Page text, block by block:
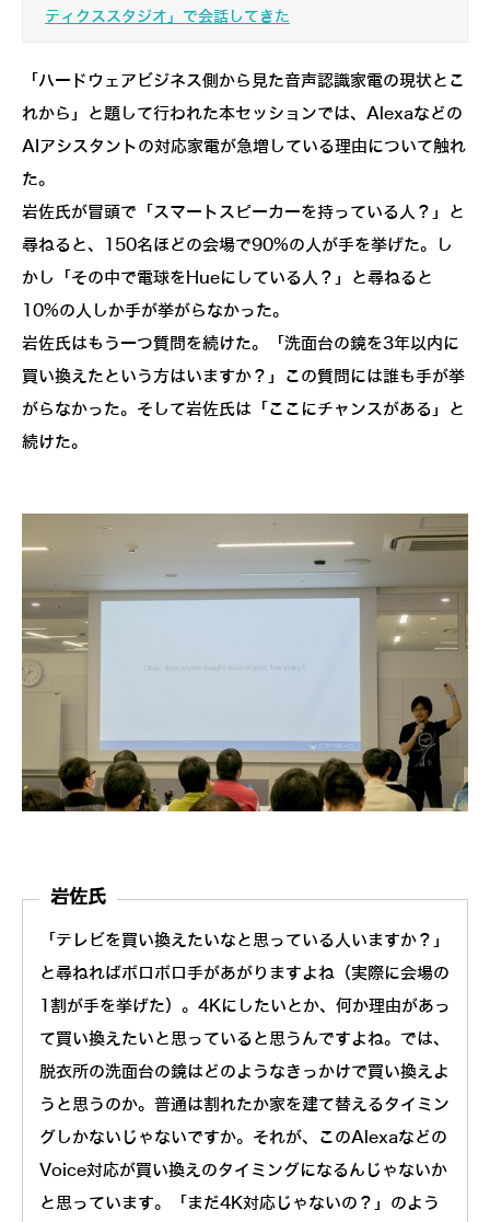
ティクススタジオ」で会話してきた
「ハードウェアビジネス側から見た音声認識家電の現状とこ
れから」と題して行われた本セッションでは、Alexaなどの
AIアシスタントの対応家電が急増している理由について触れ
た。
岩佐氏が冒頭で「スマートスピーカーを持っている人？」と
尋ねると、150名ほどの会場で90%の人が手を挙げた。し
かし「その中で電球をHueにしている人？」と尋ねると
10%の人しか手が挙がらなかった。
岩佐氏はもう一つ質問を続けた。「洗面台の鏡を3年以内に
買い換えたという方はいますか？」この質問には誰も手が挙
がらなかった。そして岩佐氏は「ここにチャンスがある」と
続けた。
岩佐氏
「テレビを買い換えたいなと思っている人いますか？」
と尋ねればボロボロ手があがりますよね（実際に会場の
1割が手を挙げた）。4Kにしたいとか、何か理由があっ
て買い換えたいと思っていると思うんですよね。では、
脱衣所の洗面台の鏡はどのようなきっかけで買い換えよ
うと思うのか。普通は割れたか家を建て替えるタイミン
グしかないじゃないですか。それが、このAlexaなどの
Voice対応が買い換えのタイミングになるんじゃないか
と思っています。「まだ4K対応じゃないの？」のよう